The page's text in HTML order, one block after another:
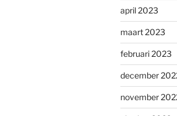
april 2023
maart 2023
februari 2023
december
november